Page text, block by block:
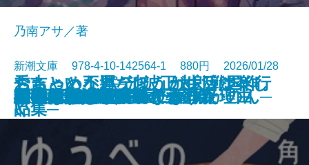
ちょっと不運なほうが生活は楽し
い
わたしたちが泥棒になった理由
こんな感じで書いてます
ラザロの迷宮
悪党たちのシチュー
おちゃめなパティ、カレッジへ行
く
猫の神隠し 幽世の薬剤師
忘らるる惑星
8月31日の初恋
雫の街─家裁調査官・庵原かのん─
乃南アサ／著
新潮文庫 978-4-10-142564-1 880円 2026/01/28
文庫電子書籍あり
ゆうべの食卓
神獣夢望伝
水谷豊 自伝
野獣死すべし
ジャックポット
秀吉という男─池波正太郎戦国作
品集─
判事の殺人リスト〔上〕
判事の殺人リスト〔下〕
彼女の思い出／逆さまの森
君を狂気と呼ぶのなら